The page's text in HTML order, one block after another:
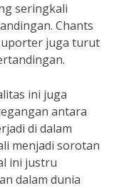
seringkali
Chants
juga turut
ini juga
antara
di dalam
menjadi sorotan
ini justru
dalam dunia